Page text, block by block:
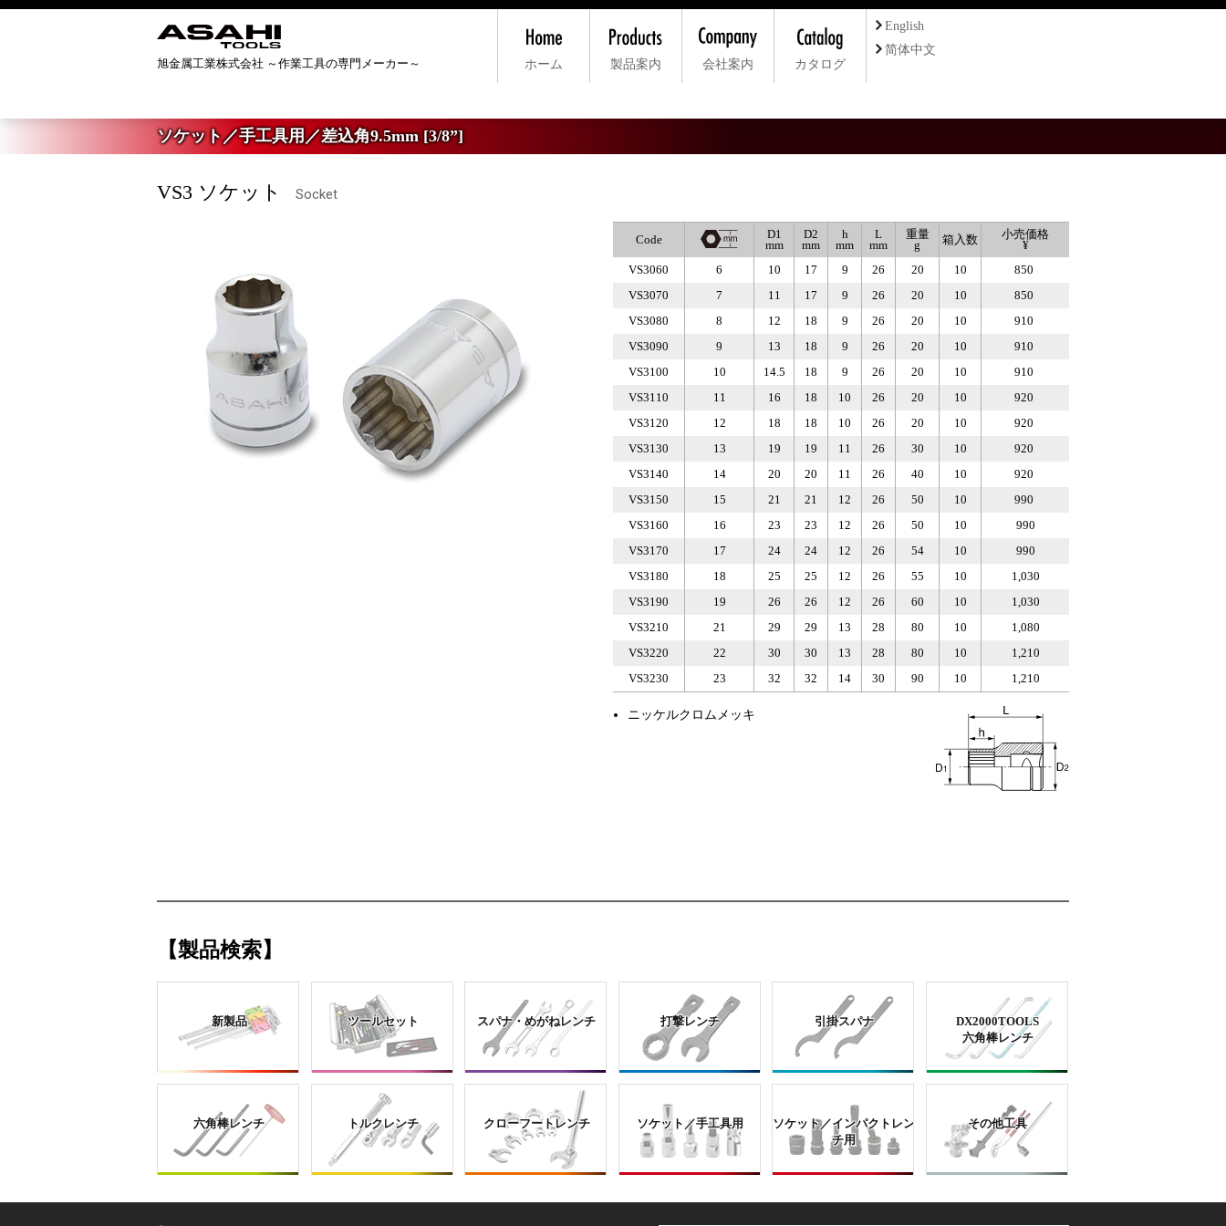
旭金属工業株式会社 ～作業工具の専門メーカー～ ホーム 製品案内 会社案内 カタログ
English
简体中文
ソケット／手工具用／差込角9.5mm [3/8”]
VS3 ソケット Socket
Code
D1
mm
D2
mm
h
mm
L
mm
重量
g
箱入数
小売価格
¥
VS3060
6 10 17 9 26 20 10
850
VS3070
7 11 17 9 26 20 10
850
VS3080
8 12 18 9 26 20 10
910
VS3090
9 13 18 9 26 20 10
910
VS3100
10 14.5 18 9 26 20 10
910
VS3110
11 16 18 10 26 20 10
920
VS3120
12 18 18 10 26 20 10
920
VS3130
13 19 19 11 26 30 10
920
VS3140
14 20 20 11 26 40 10
920
VS3150
15 21 21 12 26 50 10
990
VS3160
16 23 23 12 26 50 10
990
VS3170
17 24 24 12 26 54 10
990
VS3180
18 25 25 12 26 55 10
1,030
VS3190
19 26 26 12 26 60 10
1,030
VS3210
21 29 29 13 28 80 10
1,080
VS3220
22 30 30 13 28 80 10
1,210
VS3230
23 32 32 14 30 90 10 1,210
ニッケルクロムメッキ
【製品検索】
新製品 ツールセット スパナ・めがねレンチ 打撃レンチ 引掛スパナ
DX2000TOOLS
六角棒レンチ
六角棒レンチ トルクレンチ クローフートレンチ ソケット／手工具用
ソケット／インパクトレン
チ用
その他工具